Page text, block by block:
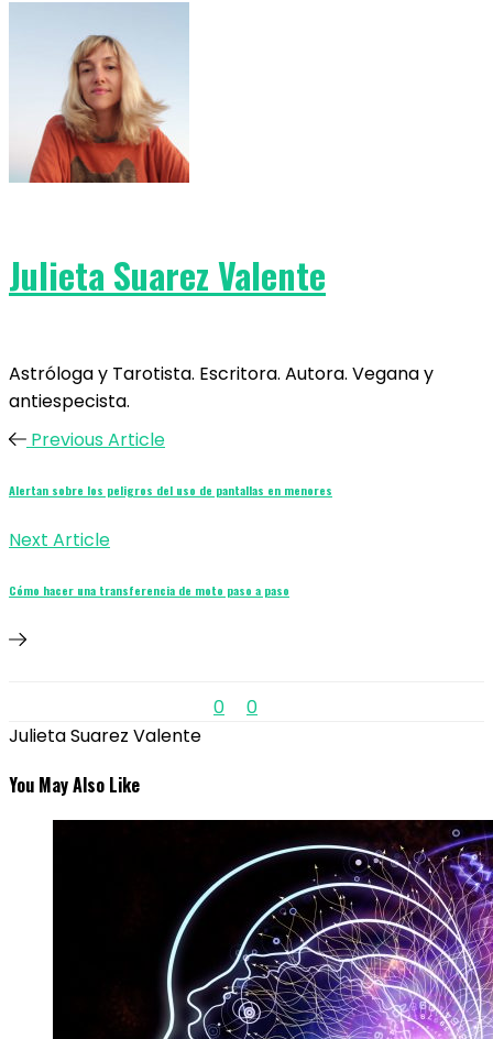
Julieta Suarez Valente
Astróloga y Tarotista. Escritora. Autora. Vegana y
antiespecista.
Previous Article
Alertan sobre los peligros del uso de pantallas en menores
Next Article
Cómo hacer una transferencia de moto paso a paso
0
0
Julieta Suarez Valente
You May Also Like